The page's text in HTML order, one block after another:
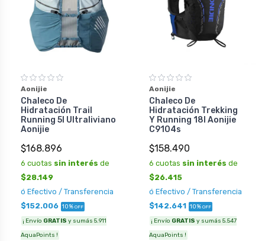
Aonijie
Chaleco De
Hidratación Trail
Running 5l Ultraliviano
Aonijie
$168.896
6 cuotas sin interés de
$28.149
ó Efectivo / Transferencia
$152.006 10% OFF
¡ Envío GRATIS y sumás 5.911
AquaPoints !
Aonijie
Chaleco De
Hidratación Trekking
Y Running 18l Aonijie
C9104s
$158.490
6 cuotas sin interés de
$26.415
ó Efectivo / Transferencia
$142.641 10% OFF
¡ Envío GRATIS y sumás 5.547
AquaPoints !